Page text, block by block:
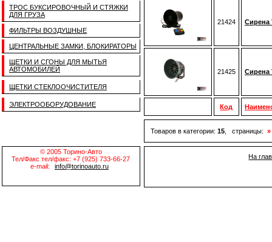
ТРОС БУКСИРОВОЧНЫЙ И СТЯЖКИ
ДЛЯ ГРУЗА
ФИЛЬТРЫ ВОЗДУШНЫЕ
ЦЕНТРАЛЬНЫЕ ЗАМКИ, БЛОКИРАТОРЫ
ЩЕТКИ И СГОНЫ ДЛЯ МЫТЬЯ
АВТОМОБИЛЕЙ
ЩЕТКИ СТЕКЛООЧИСТИТЕЛЯ
ЭЛЕКТРООБОРУДОВАНИЕ
21424 Сирена
21425 Сирена
Код
Товаров в категории: 15 , страницы: »
© 2005 Торино-Авто
Тел/Факс тел/факс: +7 (925) 733-66-27
e-mail:
info@torinoauto.ru
На